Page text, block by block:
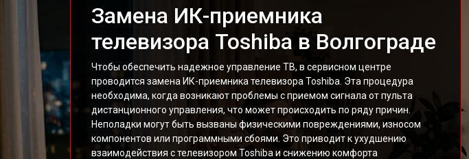
Замена ИК-приемника
телевизора Toshiba в Волгограде
Чтобы обеспечить надежное управление ТВ, в сервисном центре
проводится замена ИК-приемника телевизора Toshiba. Эта процедура
необходима, когда возникают проблемы с приемом сигнала от пульта
дистанционного управления, что может происходить по ряду причин.
Неполадки могут быть вызваны физическими повреждениями, износом
компонентов или программными сбоями. Это приводит к ухудшению
взаимодействия с телевизором Toshiba и снижению комфорта